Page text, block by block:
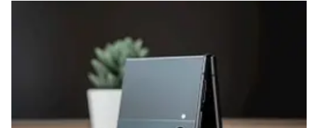
Laatste nieuws